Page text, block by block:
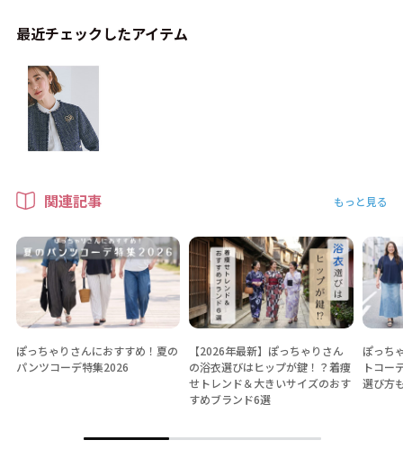
最近チェックしたアイテム
関連記事 もっと見る
ぽっちゃりさんにおすすめ！夏の
パンツコーデ特集2026
【2026年最新】ぽっちゃりさん
の浴衣選びはヒップが鍵！？着痩
せトレンド＆大きいサイズのおす
すめブランド6選
ぽっち
トコー
選び方